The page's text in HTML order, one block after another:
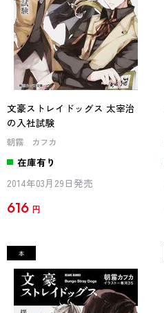
文豪ストレイドッグス 太宰治
の入社試験
朝霧 カフカ
在庫有り
2014年03月29日発売
616 円